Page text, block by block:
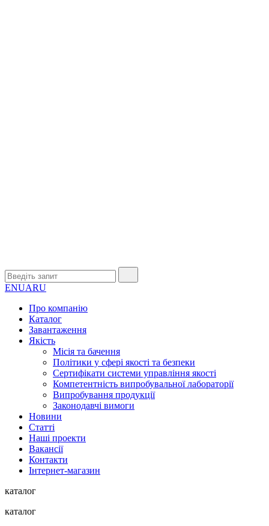
ENUARU
Про компанію
Каталог
Завантаження
Якість
Місія та бачення
Політики у сфері якості та безпеки
Сертифікати системи управління якості
Компетентність випробувальної лабораторії
Випробування продукції
Законодавчі вимоги
Новини
Статті
Наші проекти
Вакансії
Контакти
Інтернет-магазин
каталог
каталог